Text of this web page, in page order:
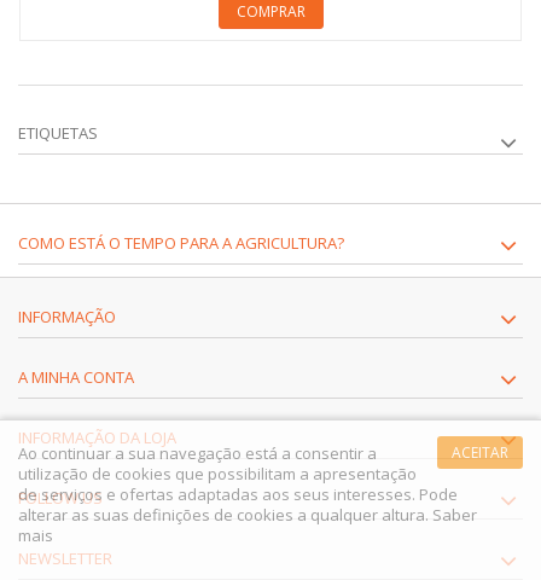
COMPRAR
ETIQUETAS
COMO ESTÁ O TEMPO PARA A AGRICULTURA?
INFORMAÇÃO
A MINHA CONTA
INFORMAÇÃO DA LOJA
FOLLOW US
NEWSLETTER
ACEITAR
Ao continuar a sua navegação está a consentir a
utilização de cookies que possibilitam a apresentação
de serviços e ofertas adaptadas aos seus interesses. Pode
alterar as suas definições de cookies a qualquer altura. Saber
mais